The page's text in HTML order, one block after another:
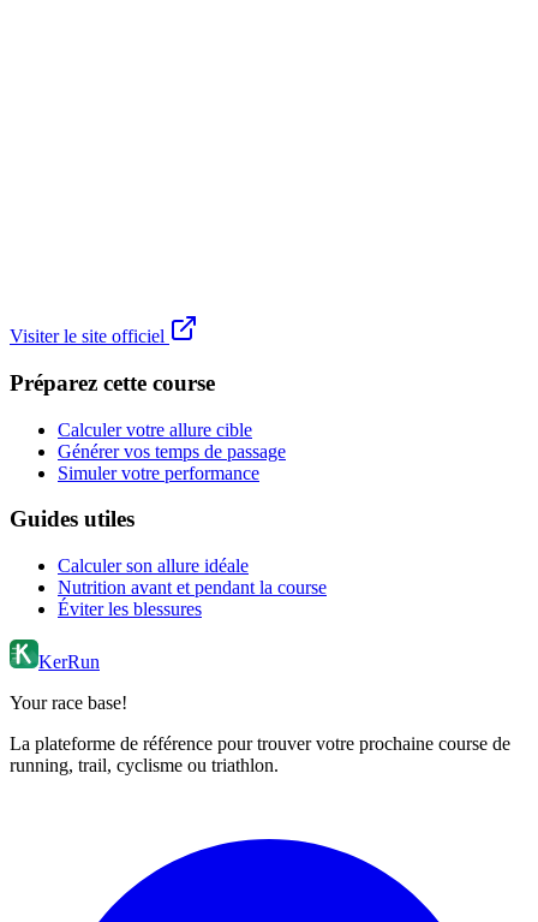
Visiter le site officiel
Préparez cette course
Calculer votre allure cible
Générer vos temps de passage
Simuler votre performance
Guides utiles
Calculer son allure idéale
Nutrition avant et pendant la course
Éviter les blessures
KerRun
Your race base!
La plateforme de référence pour trouver votre prochaine course de
running, trail, cyclisme ou triathlon.